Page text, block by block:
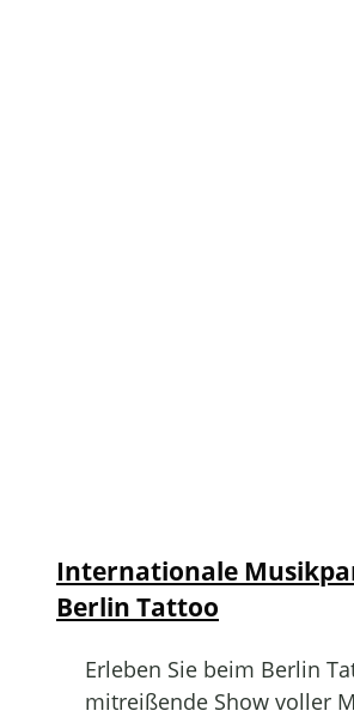
Internationale
Berlin Tattoo
Erleben Sie beim Berlin
mitreißende Show voller